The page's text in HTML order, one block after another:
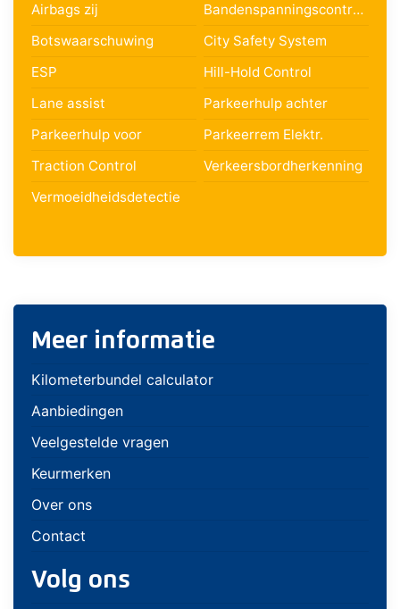
Airbags zij
Bandenspanningscontrole
Botswaarschuwing
City Safety System
ESP
Hill-Hold Control
Lane assist
Parkeerhulp achter
Parkeerhulp voor
Parkeerrem Elektr.
Traction Control
Verkeersbordherkenning
Vermoeidheidsdetectie
Meer informatie
Kilometerbundel calculator
Aanbiedingen
Veelgestelde vragen
Keurmerken
Over ons
Contact
Volg ons